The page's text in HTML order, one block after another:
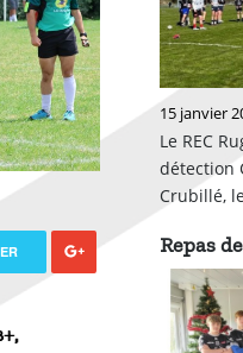
15 janvier
Le REC
détection
Crubillé,
Repas